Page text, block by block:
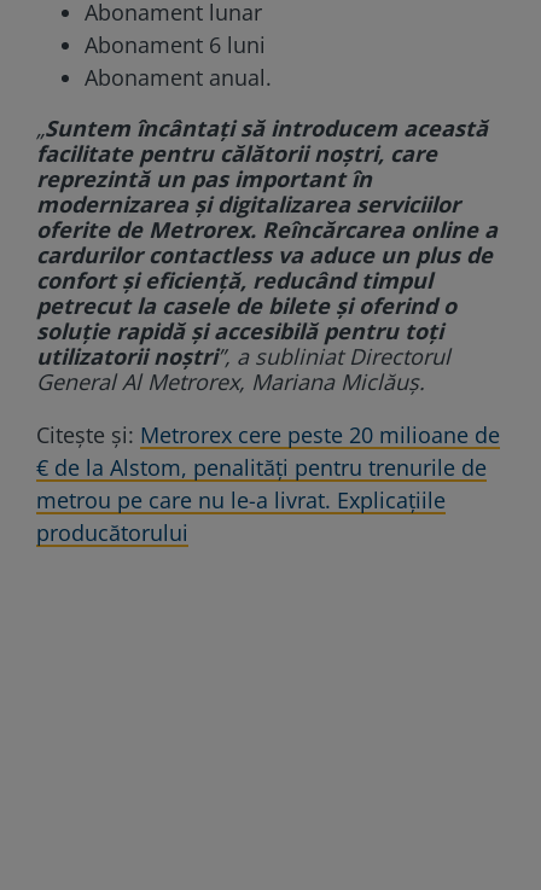
Abonament lunar
Abonament 6 luni
Abonament anual.
„Suntem încântaţi să introducem această
facilitate pentru călătorii noştri, care
reprezintă un pas important în
modernizarea şi digitalizarea serviciilor
oferite de Metrorex. Reîncărcarea online a
cardurilor contactless va aduce un plus de
confort şi eficienţă, reducând timpul
petrecut la casele de bilete şi oferind o
soluţie rapidă şi accesibilă pentru toţi
utilizatorii noştri”, a subliniat Directorul
General Al Metrorex, Mariana Miclăuş.
Citește și: Metrorex cere peste 20 milioane de
€ de la Alstom, penalități pentru trenurile de
metrou pe care nu le-a livrat. Explicațiile
producătorului